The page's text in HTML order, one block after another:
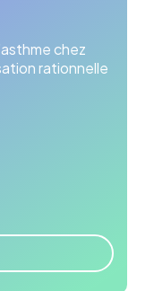
chez
rationnelle